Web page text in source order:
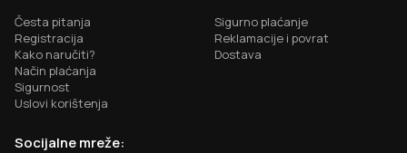
Česta pitanja
Registracija
Kako naručiti?
Način plaćanja
Sigurnost
Uslovi korištenja
Sigurno plaćanje
Reklamacije i povrat
Dostava
Socijalne mreže: